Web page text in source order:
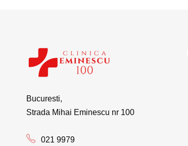
Bucuresti,
Strada Mihai Eminescu nr 100
021 9979